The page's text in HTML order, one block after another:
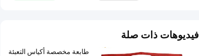
فيديوهات ذات صلة
طابعة مخصصة أكياس التعبئة